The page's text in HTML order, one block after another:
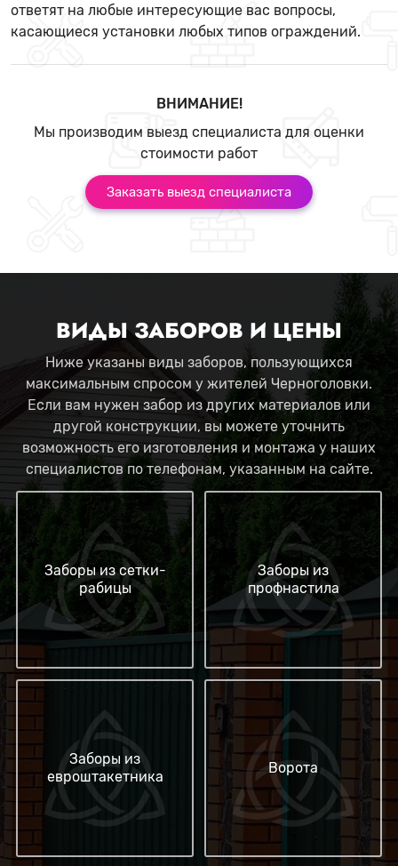
ответят на любые интересующие вас вопросы,
касающиеся установки любых типов ограждений.
ВНИМАНИЕ!
Мы производим выезд специалиста для оценки
стоимости работ
Заказать выезд специалиста
ВИДЫ ЗАБОРОВ И ЦЕНЫ
Ниже указаны виды заборов, пользующихся
максимальным спросом у жителей Черноголовки.
Если вам нужен забор из других материалов или
другой конструкции, вы можете уточнить
возможность его изготовления и монтажа у наших
специалистов по телефонам, указанным на сайте.
Заборы из сетки-
рабицы
Заборы из
профнастила
Заборы из
евроштакетника
Ворота